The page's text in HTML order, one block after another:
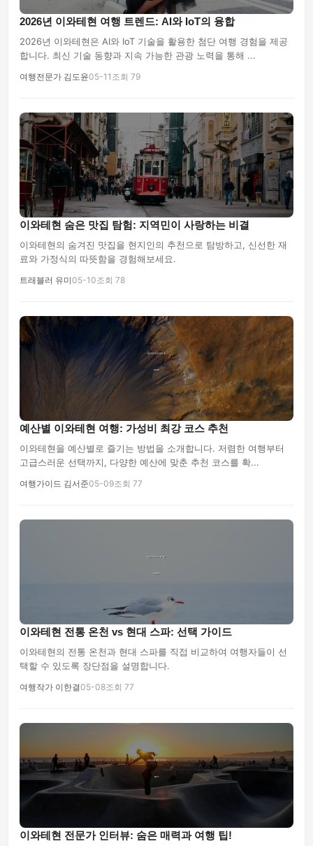
2026년 이와테현 여행 트렌드: AI와 IoT의 융합
2026년 이와테현은 AI와 IoT 기술을 활용한 첨단 여행 경험을 제공
합니다. 최신 기술 동향과 지속 가능한 관광 노력을 통해 ...
여행전문가 김도윤05-11 조회 79
이와테현 숨은 맛집 탐험: 지역민이 사랑하는 비결
이와테현의 숨겨진 맛집을 현지인의 추천으로 탐방하고, 신선한 재
료와 가정식의 따뜻함을 경험해보세요.
트래블러 유미05-10조회 78
예산별 이와테현 여행: 가성비 최강 코스 추천
이와테현을 예산별로 즐기는 방법을 소개합니다. 저렴한 여행부터
고급스러운 선택까지, 다양한 예산에 맞춘 추천 코스를 확...
여행가이드 김서준05-09조회 77
이와테현 전통 온천 vs 현대 스파: 선택 가이드
이와테현의 전통 온천과 현대 스파를 직접 비교하여 여행자들이 선
택할 수 있도록 장단점을 설명합니다.
여행작가 이한결05-08조회 77
이와테현 전문가 인터뷰: 숨은 매력과 여행 팁!